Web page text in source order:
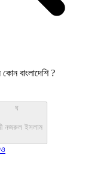
বাংলাদেশি ?
ঘ
নজরুল ইসলাম